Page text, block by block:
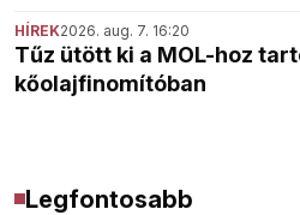
HÍREK2026. aug. 7. 16:20
Tűz ütött ki a MOL-hoz
kőolajfinomítóban
Legfontosabb